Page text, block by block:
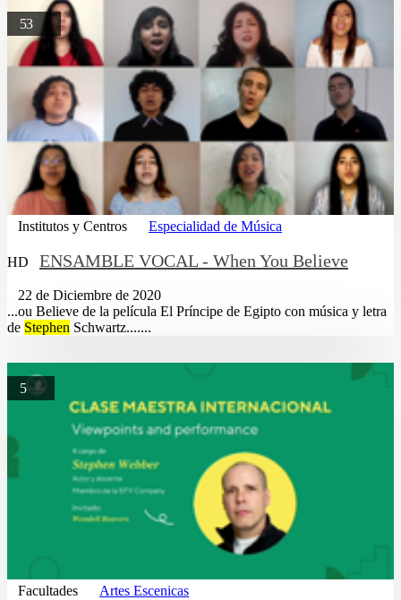
53
Institutos y Centros Especialidad de Música
HD ENSAMBLE VOCAL - When You Believe
22 de Diciembre de 2020
...ou Believe de la película El Príncipe de Egipto con música y letra
de Stephen Schwartz.......
5
Facultades Artes Escenicas